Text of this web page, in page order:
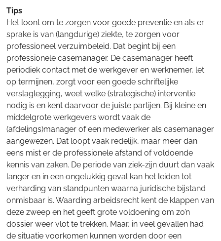
Tips
Het loont om te zorgen voor goede preventie en als er
sprake is van (langdurige) ziekte, te zorgen voor
professioneel verzuimbeleid. Dat begint bij een
professionele casemanager. De casemanager heeft
periodiek contact met de werkgever en werknemer, let
op termijnen, zorgt voor een goede schriftelijke
verslaglegging, weet welke (strategische) interventie
nodig is en kent daarvoor de juiste partijen. Bij kleine en
middelgrote werkgevers wordt vaak de
(afdelings)manager of een medewerker als casemanager
aangewezen. Dat loopt vaak redelijk, maar meer dan
eens mist er de professionele afstand of voldoende
kennis van zaken. De periode van ziek-zijn duurt dan vaak
langer en in een ongelukkig geval kan het leiden tot
verharding van standpunten waarna juridische bijstand
onmisbaar is. Waarding arbeidsrecht kent de klappen van
deze zweep en het geeft grote voldoening om zo’n
dossier weer vlot te trekken. Maar, in veel gevallen had
de situatie voorkomen kunnen worden door een